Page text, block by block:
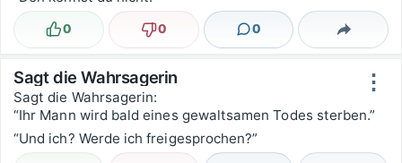
Lustig
0 Nicht lustig
0 0
Kommentare Teilen
⋮
Sagt die Wahrsagerin
Sagt die Wahrsagerin:
“Ihr Mann wird bald eines gewaltsamen Todes sterben.”
“Und ich? Werde ich freigesprochen?”